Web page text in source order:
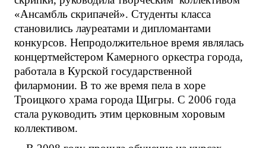
«Ансамбль скрипачей». Студенты класса
становились лауреатами и дипломантами
конкурсов. Непродолжительное время являлась
концертмейстером Камерного оркестра города,
работала в Курской государственной
филармонии. В то же время пела в хоре
Троицкого храма города Щигры. С 2006 года
стала руководить этим церковным хоровым
коллективом.